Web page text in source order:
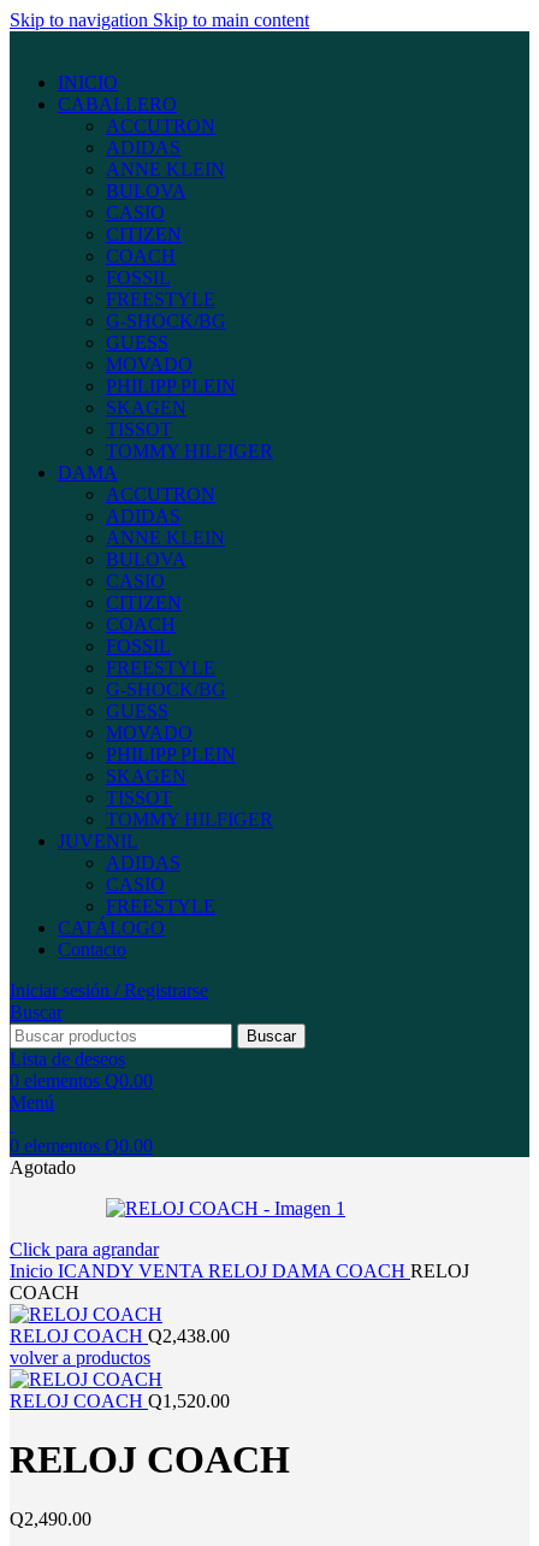
Skip to navigation Skip to main content
INICIO
CABALLERO
ACCUTRON
ADIDAS
ANNE KLEIN
BULOVA
CASIO
CITIZEN
COACH
FOSSIL
FREESTYLE
G-SHOCK/BG
GUESS
MOVADO
PHILIPP PLEIN
SKAGEN
TISSOT
TOMMY HILFIGER
DAMA
ACCUTRON
ADIDAS
ANNE KLEIN
BULOVA
CASIO
CITIZEN
COACH
FOSSIL
FREESTYLE
G-SHOCK/BG
GUESS
MOVADO
PHILIPP PLEIN
SKAGEN
TISSOT
TOMMY HILFIGER
JUVENIL
ADIDAS
CASIO
FREESTYLE
CATÁLOGO
Contacto
Iniciar sesión / Registrarse
Buscar
Buscar
Lista de deseos
0 elementos Q0.00
Menú
0 elementos Q0.00
Agotado
Click para agrandar
Inicio ICANDY VENTA RELOJ DAMA COACH RELOJ
COACH
RELOJ COACH Q2,438.00
volver a productos
RELOJ COACH Q1,520.00
RELOJ COACH
Q2,490.00